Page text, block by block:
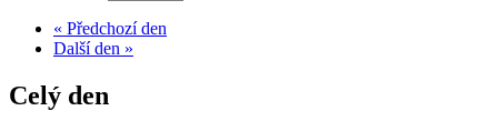
« Předchozí den
Další den »
Celý den